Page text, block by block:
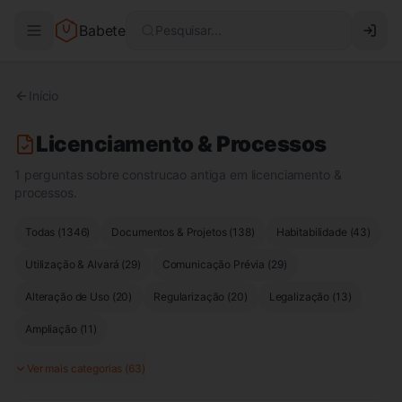
Babete Pesquisar...
Início
Licenciamento & Processos
1 perguntas sobre construcao antiga em licenciamento &
processos.
Todas (1346) Documentos & Projetos (138) Habitabilidade (43)
Utilização & Alvará (29) Comunicação Prévia (29)
Alteração de Uso (20) Regularização (20) Legalização (13)
Ampliação (11 )
Ver mais categorias (63)